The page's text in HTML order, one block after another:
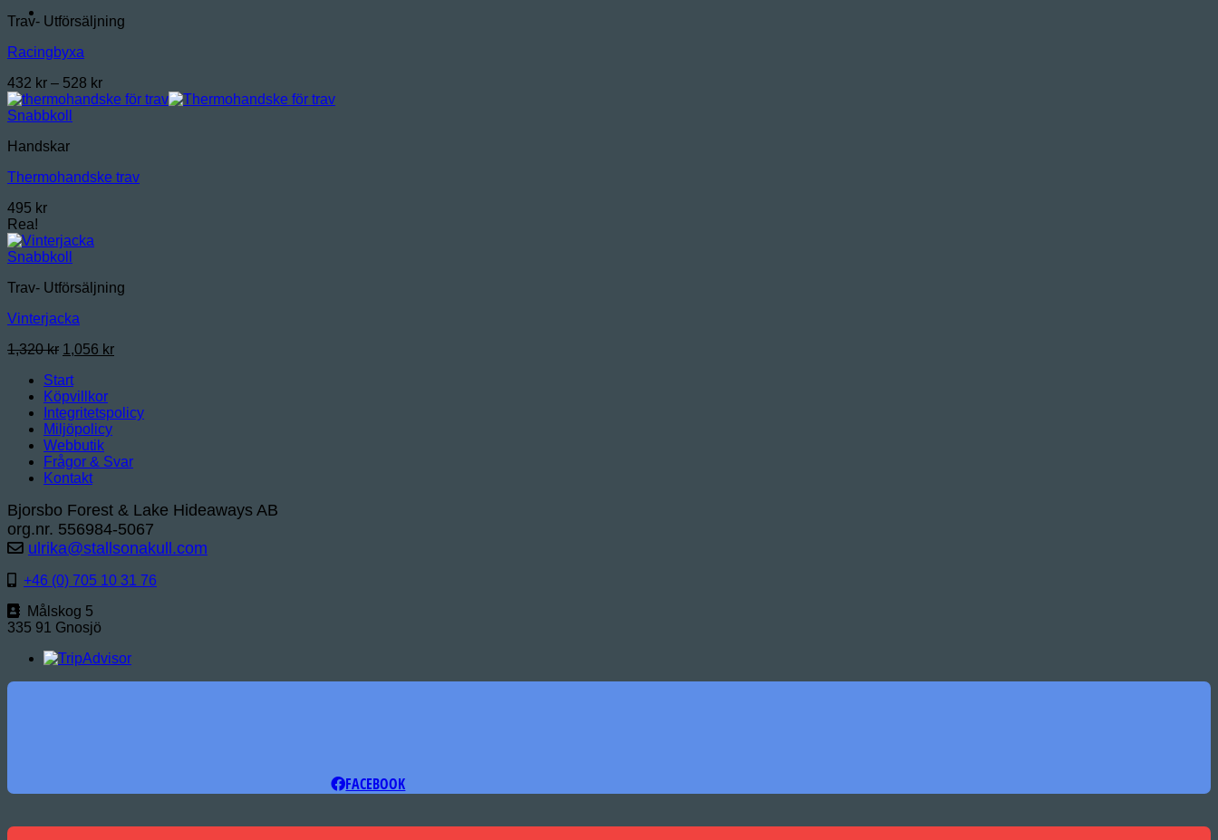
Trav- Utförsäljning
Racingbyxa
432 kr – 528 krPrisintervall:
432 kr
Snabbkoll
Handskar
Thermohandske trav
495 kr
Rea!
Snabbkoll
Trav- Utförsäljning
Vinterjacka
1,320kr Det
priset
var:
1,320 kr.
1,056 krDet
1,056 kr.
Start
Köpvillkor
Integritetspolicy
Miljöpolicy
Webbutik
Frågor & Svar
Kontakt
Bjorsbo Forest & Lake Hideaways AB
org.nr. 556984-5067
ulrika@stallsonakull.com
+46 (0) 705 10 31 76
Målskog 5
335 91 Gnosjö
FACEBOOK